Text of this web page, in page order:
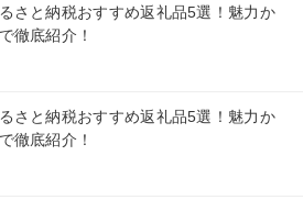
さと納税おすすめ返礼品5選！魅力か
徹底紹介！
さと納税おすすめ返礼品5選！魅力か
徹底紹介！